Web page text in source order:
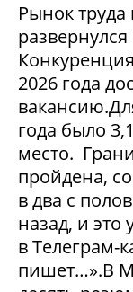
Рынок
2026 года
года было
место.
пройдена,
в два с
назад, и это
в Телеграм-
пишет…».В